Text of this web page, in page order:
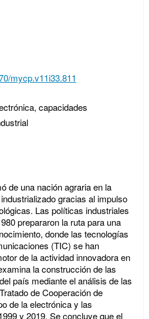
mycp.v11i33.811
capacidades
de una nación agraria en la
gracias al impulso
Las políticas industriales
prepararon la ruta para una
donde las tecnologías
(TIC) se han
de la actividad innovadora en
la construcción de las
país mediante el análisis de las
de Cooperación de
de la electrónica y las
y 2019. Se concluye que el